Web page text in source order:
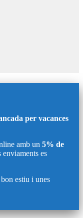
per vacances
amb un 5% de
enviaments es
estiu i unes